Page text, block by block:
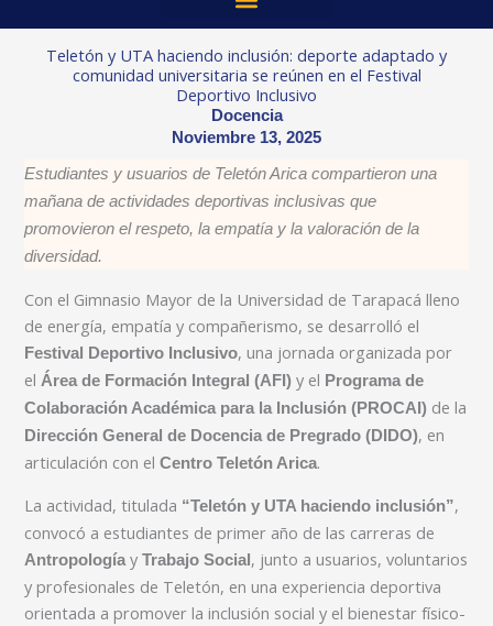
Teletón y UTA haciendo inclusión: deporte adaptado y
comunidad universitaria se reúnen en el Festival
Deportivo Inclusivo
Docencia
Noviembre 13, 2025
Estudiantes y usuarios de Teletón Arica compartieron una
mañana de actividades deportivas inclusivas que
promovieron el respeto, la empatía y la valoración de la
diversidad.
Con el Gimnasio Mayor de la Universidad de Tarapacá lleno
de energía, empatía y compañerismo, se desarrolló el
Festival Deportivo Inclusivo, una jornada organizada por
el Área de Formación Integral (AFI) y el Programa de
Colaboración Académica para la Inclusión (PROCAI) de la
Dirección General de Docencia de Pregrado (DIDO), en
articulación con elCentro Teletón Arica.
La actividad, titulada “Teletón y UTA haciendo inclusión”,
convocó a estudiantes de primer año de las carreras de
AntropologíayTrabajo Social , junto a usuarios, voluntarios
y profesionales de Teletón, en una experiencia deportiva
orientada a promover la inclusión social y el bienestar físico-